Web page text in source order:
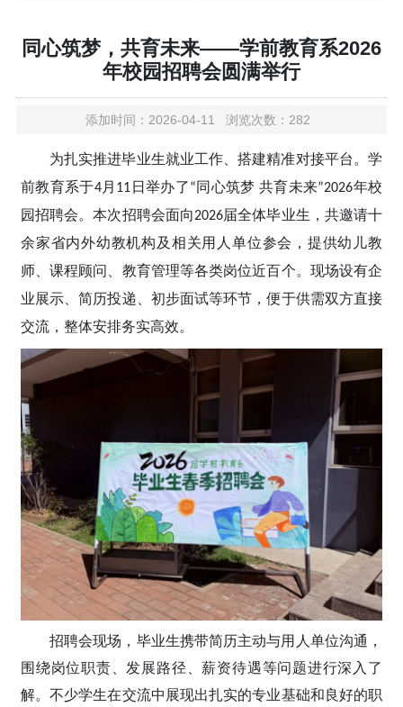
同心筑梦，共育未来——学前教育系2026
年校园招聘会圆满举行
添加时间：2026-04-11 浏览次数：282
为扎实推进毕业生就业工作、搭建精准对接平台。学
前教育系于4月 11 日举办了“同心筑梦 共育未来”2026年校
园招聘会。本次招聘会面向2026届全体毕业生，共邀请十
余家省内外幼教机构及相关用人单位参会，提供幼儿教
师、课程顾问、教育管理等各类岗位近百个。现场设有企
业展示、简历投递、初步面试等环节，便于供需双方直接
交流，整体安排务实高效。
招聘会现场，毕业生携带简历主动与用人单位沟通，
围绕岗位职责、发展路径、薪资待遇等问题进行深入了
解。不少学生在交流中展现出扎实的专业基础和良好的职